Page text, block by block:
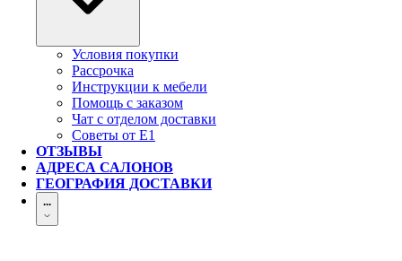
Условия покупки
Рассрочка
Инструкции к мебели
Помощь с заказом
Чат с отделом доставки
Советы от Е1
ОТЗЫВЫ
АДРЕСА САЛОНОВ
ГЕОГРАФИЯ ДОСТАВКИ
...